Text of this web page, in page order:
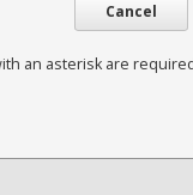
Cancel
an asterisk are